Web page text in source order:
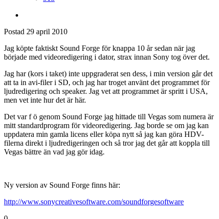
Postad 29 april 2010
Jag köpte faktiskt Sound Forge för knappa 10 år sedan när jag
började med videoredigering i dator, strax innan Sony tog över det.
Jag har (kors i taket) inte uppgraderat sen dess, i min version går det
att ta in avi-filer i SD, och jag har troget använt det programmet för
ljudredigering och speaker. Jag vet att programmet är spritt i USA,
men vet inte hur det är här.
Det var f ö genom Sound Forge jag hittade till Vegas som numera är
mitt standardprogram för videoredigering. Jag borde se om jag kan
uppdatera min gamla licens eller köpa nytt så jag kan göra HDV-
filerna direkt i ljudredigeringen och så tror jag det går att koppla till
Vegas bättre än vad jag gör idag.
Ny version av Sound Forge finns här:
http://www.sonycreativesoftware.com/soundforgesoftware